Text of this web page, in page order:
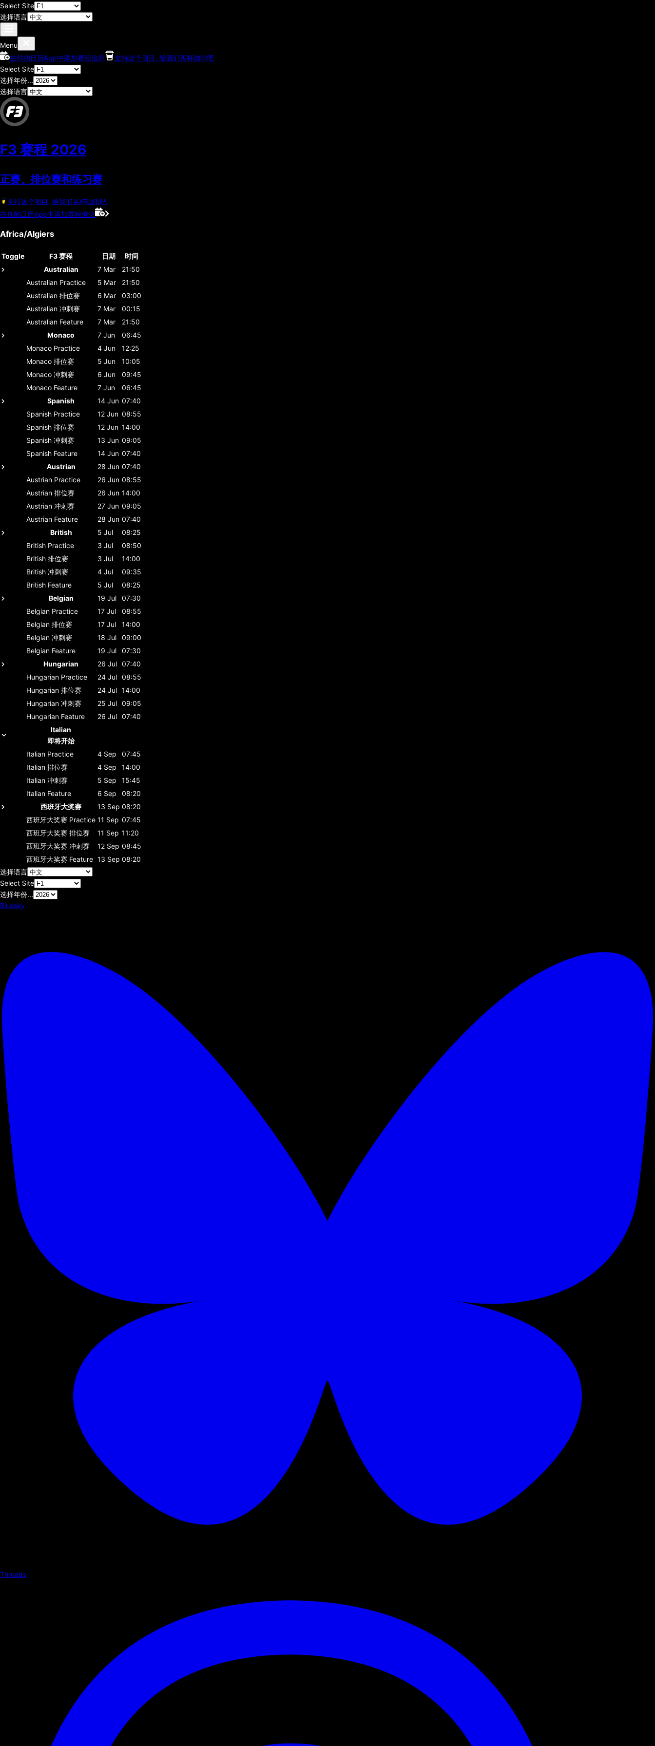
Select Site
选择语言
Menu
在你的日历App中添加赛程信息
支持这个项目, 给我们买杯咖啡吧
Select Site
选择年份...
选择语言
F3 赛程 2026
正赛、排位赛和练习赛
支持这个项目, 给我们买杯咖啡吧
在你的日历App中添加赛程信息
Africa/Algiers
Toggle F3 赛程 日期
时间
Australian
7 Mar
21:50
Australian Practice 5 Mar
21:50
Australian 排位赛 6 Mar
03:00
Australian 冲刺赛 7 Mar
00:15
Australian Feature 7 Mar
21:50
Monaco
7 Jun
06:45
Monaco Practice 4 Jun
12:25
Monaco 排位赛 5 Jun
10:05
Monaco 冲刺赛 6 Jun
09:45
Monaco Feature 7 Jun
06:45
Spanish
14 Jun 07:40
Spanish Practice 12 Jun 08:55
Spanish 排位赛 12 Jun 14:00
Spanish 冲刺赛 13 Jun 09:05
Spanish Feature 14 Jun 07:40
Austrian
28 Jun 07:40
Austrian Practice 26 Jun 08:55
Austrian 排位赛 26 Jun 14:00
Austrian 冲刺赛 27 Jun 09:05
Austrian Feature 28 Jun 07:40
British
5 Jul
08:25
British Practice 3 Jul
08:50
British 排位赛 3 Jul
14:00
British 冲刺赛 4 Jul
09:35
British Feature 5 Jul
08:25
Belgian
19 Jul
07:30
Belgian Practice 17 Jul
08:55
Belgian 排位赛 17 Jul
14:00
Belgian 冲刺赛 18 Jul
09:00
Belgian Feature 19 Jul
07:30
Hungarian
26 Jul 07:40
Hungarian Practice 24 Jul 08:55
Hungarian 排位赛 24 Jul 14:00
Hungarian 冲刺赛 25 Jul 09:05
Hungarian Feature 26 Jul 07:40
Italian
即将开始
Italian Practice 4 Sep
07:45
Italian 排位赛 4 Sep
14:00
Italian 冲刺赛 5 Sep
15:45
Italian Feature 6 Sep
08:20
西班牙大奖赛
13 Sep 08:20
西班牙大奖赛 Practice 11 Sep 07:45
西班牙大奖赛 排位赛 11 Sep 11:20
西班牙大奖赛 冲刺赛 12 Sep 08:45
西班牙大奖赛 Feature 13 Sep 08:20
选择语言
Select Site
选择年份...
Bluesky
Threads